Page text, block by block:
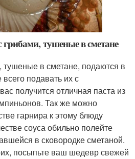
тушеные в сметане
в сметане, подаются в
подавать их с
получится отличная паста из
Так же можно
гарнира к этому блюду
соуса обильно полейте
в сковородке сметаной.
посыпьте ваш шедевр свежей